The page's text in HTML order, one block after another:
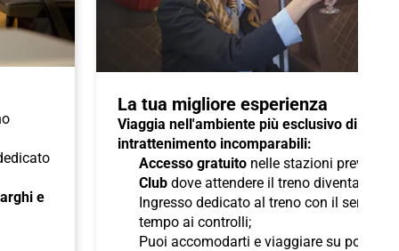
e
La tua migliore esperienza
Viaggia nell'ambiente più esclusivo di Italo
intrattenimento incomparabili:
Accesso gratuito nelle stazioni previste
Club dove attendere il treno diventa un
Ingresso dedicato al treno con il servizio
tempo ai controlli;
Puoi accomodarti e viaggiare su poltrone